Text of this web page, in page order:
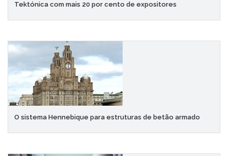
Tektónica com mais 20 por cento de expositores
O sistema Hennebique para estruturas de betão armado